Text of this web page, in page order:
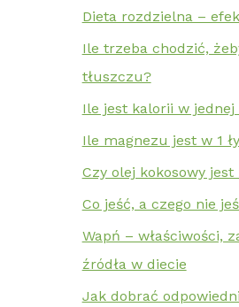
Dieta rozdzielna –
Ile trzeba chodzić,
tłuszczu?
Ile jest kalorii w jednej
Ile magnezu jest w 1
Czy olej kokosowy jest
Co jeść, a czego nie
Wapń – właściwości,
źródła w diecie
Jak dobrać